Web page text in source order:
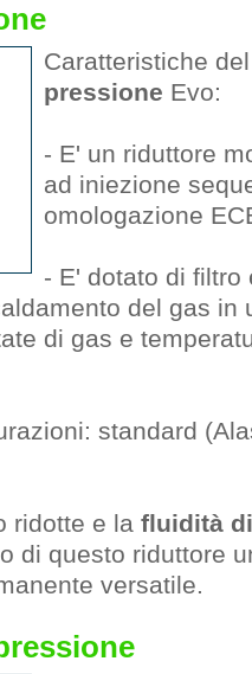
Caratteristiche
pressione Evo:
- E' un riduttore
ad iniezione
omologazione
- E' dotato di
del gas in
di gas e
standard
ridotte e la fluidità
di questo riduttore
versatile.